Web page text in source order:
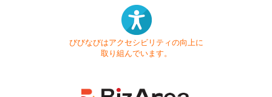
びびなびはアクセシビリティの向上に
取り組んでいます。